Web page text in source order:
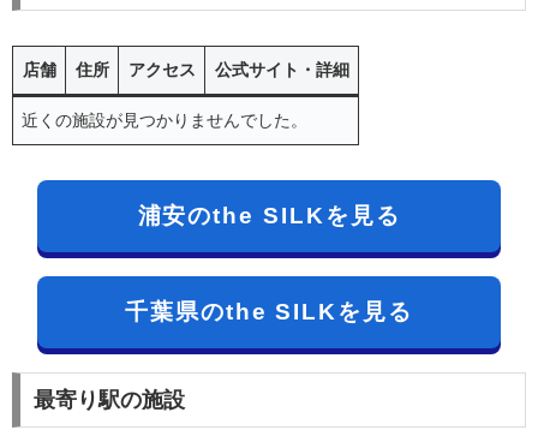
店舗 住所 アクセス 公式サイト・詳細
近くの施設が見つかりませんでした。
浦安のthe SILKを見る
千葉県のthe SILKを見る
最寄り駅の施設